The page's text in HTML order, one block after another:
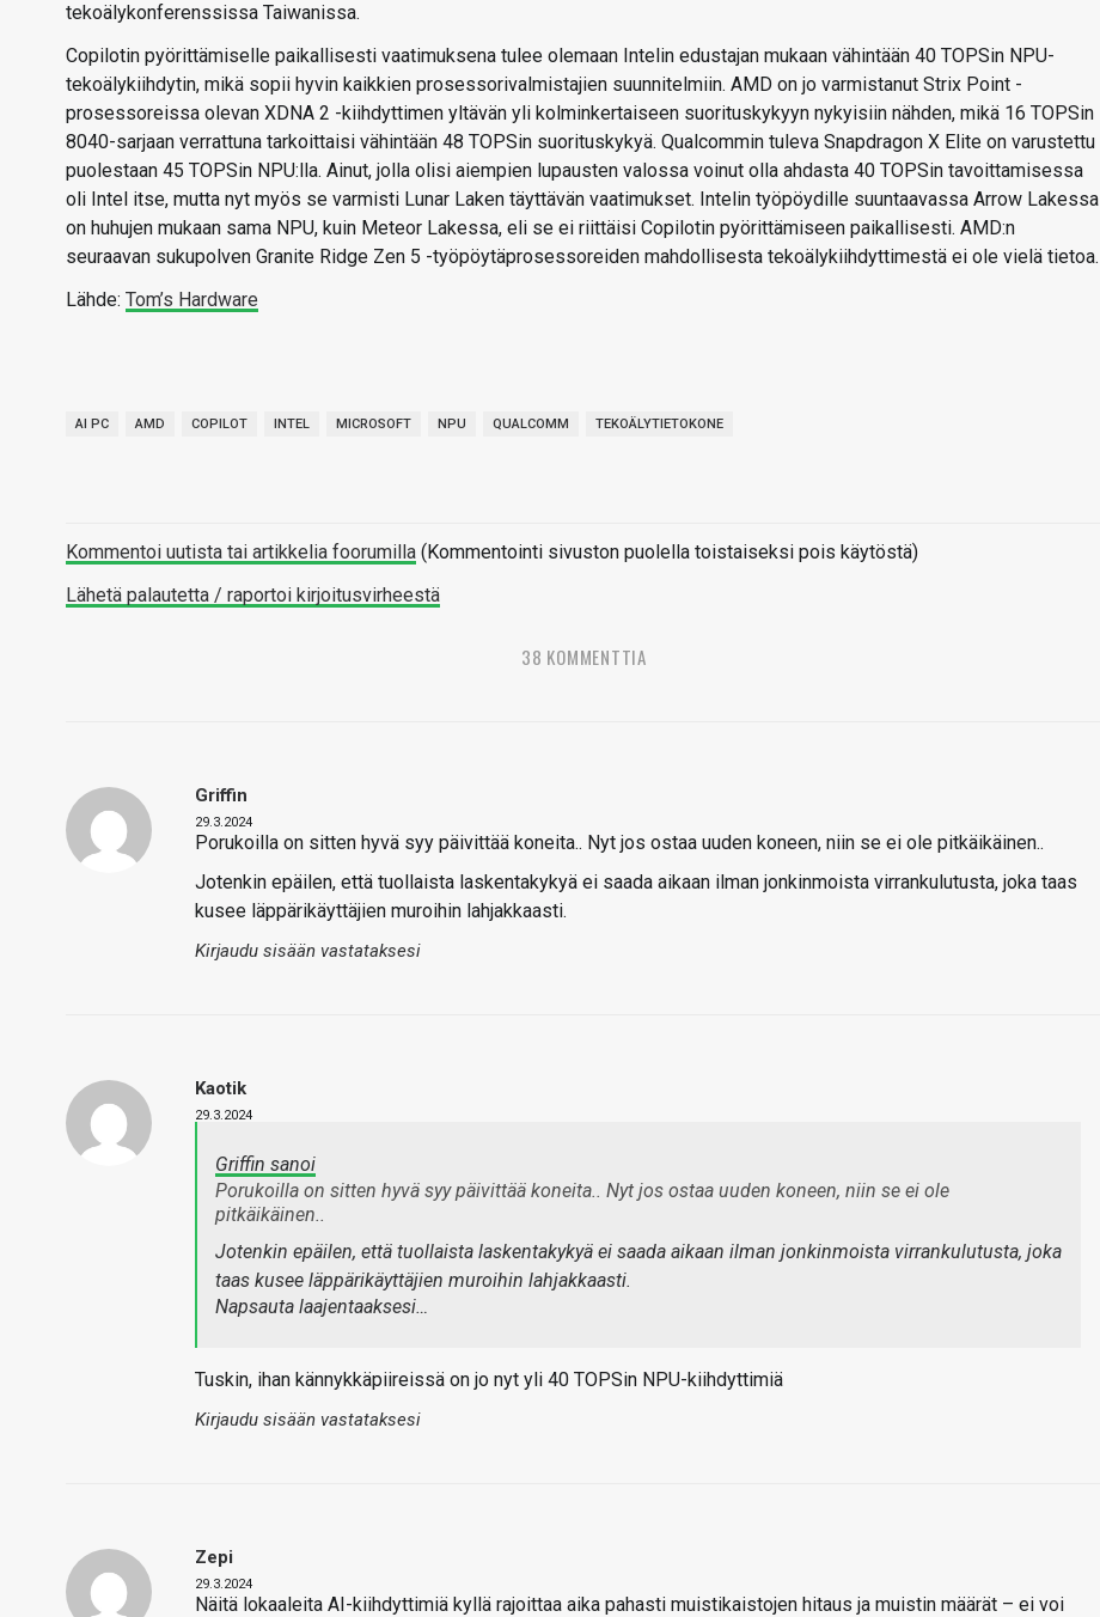
tekoälykonferenssissa Taiwanissa.
Copilotin pyörittämiselle paikallisesti vaatimuksena tulee olemaan Intelin edustajan mukaan vähintään 40 TOPSin NPU-
tekoälykiihdytin, mikä sopii hyvin kaikkien prosessorivalmistajien suunnitelmiin. AMD on jo varmistanut Strix Point -
prosessoreissa olevan XDNA 2 -kiihdyttimen yltävän yli kolminkertaiseen suorituskykyyn nykyisiin nähden, mikä 16 TOPSin
8040-sarjaan verrattuna tarkoittaisi vähintään 48 TOPSin suorituskykyä. Qualcommin tuleva Snapdragon X Elite on varustettu
puolestaan 45 TOPSin NPU:lla. Ainut, jolla olisi aiempien lupausten valossa voinut olla ahdasta 40 TOPSin tavoittamisessa
oli Intel itse, mutta nyt myös se varmisti Lunar Laken täyttävän vaatimukset. Intelin työpöydille suuntaavassa Arrow Lakessa
on huhujen mukaan sama NPU, kuin Meteor Lakessa, eli se ei riittäisi Copilotin pyörittämiseen paikallisesti. AMD:n
seuraavan sukupolven Granite Ridge Zen 5 -työpöytäprosessoreiden mahdollisesta tekoälykiihdyttimestä ei ole vielä tietoa.
Lähde: Tom’s Hardware
AI PC AMD COPILOT INTEL MICROSOFT NPU QUALCOMM TEKOÄLYTIETOKONE
Kommentoi uutista tai artikkelia foorumilla (Kommentointi sivuston puolella toistaiseksi pois käytöstä)
Lähetä palautetta / raportoi kirjoitusvirheestä
38 KOMMENTTIA
Griffin
29.3.2024
Porukoilla on sitten hyvä syy päivittää koneita.. Nyt jos ostaa uuden koneen, niin se ei ole pitkäikäinen..
Jotenkin epäilen, että tuollaista laskentakykyä ei saada aikaan ilman jonkinmoista virrankulutusta, joka taas
kusee läppärikäyttäjien muroihin lahjakkaasti.
Kirjaudu sisään vastataksesi
Kaotik
29.3.2024
Griffin sanoi
Porukoilla on sitten hyvä syy päivittää koneita.. Nyt jos ostaa uuden koneen, niin se ei ole
pitkäikäinen..
Jotenkin epäilen, että tuollaista laskentakykyä ei saada aikaan ilman jonkinmoista virrankulutusta, joka
taas kusee läppärikäyttäjien muroihin lahjakkaasti.
Napsauta laajentaaksesi…
Tuskin, ihan kännykkäpiireissä on jo nyt yli 40 TOPSin NPU-kiihdyttimiä
Kirjaudu sisään vastataksesi
Zepi
29.3.2024
Näitä lokaaleita AI-kiihdyttimiä kyllä rajoittaa aika pahasti muistikaistojen hitaus ja muistin määrät – ei voi